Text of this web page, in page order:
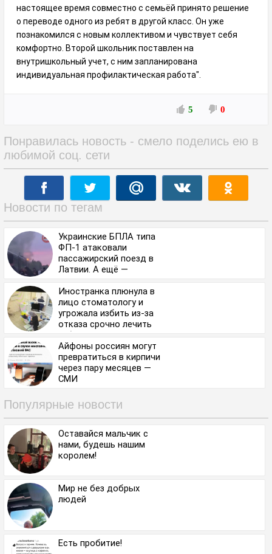
настоящее время совместно с семьёй принято решение
о переводе одного из ребят в другой класс. Он уже
познакомился с новым коллективом и чувствует себя
комфортно. Второй школьник поставлен на
внутришкольный учет, с ним запланирована
индивидуальная профилактическая работа".
5 0
Понравилась новость - смело поделись ею в
любимой соц. сети
Новости по тегам
Украинские БПЛА типа
ФП-1 атаковали
пассажирский поезд в
Латвии. А ещё —
пустышку на НПЗ.
Иностранка плюнула в
лицо стоматологу и
угрожала избить из-за
отказа срочно лечить
зуб⁠⁠
Айфоны россиян могут
превратиться в кирпичи
через пару месяцев —
СМИ
Популярные новости
Оставайся мальчик с
нами, будешь нашим
королем!
Мир не без добрых
людей
Есть пробитие!